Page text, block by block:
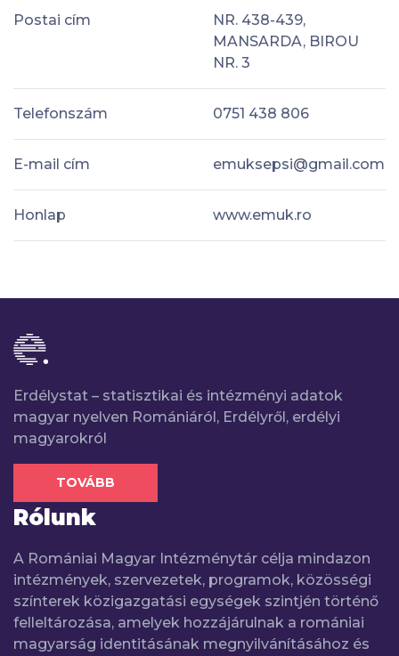
Postai cím
NR. 438-439,
MANSARDA, BIROU
NR. 3
Telefonszám 0751 438 806
E-mail cím emuksepsi@gmail.com
Honlap www.emuk.ro
Erdélystat – statisztikai és intézményi adatok
magyar nyelven Romániáról, Erdélyről, erdélyi
magyarokról
TOVÁBB
Rólunk
A Romániai Magyar Intézménytár célja mindazon
intézmények, szervezetek, programok, közösségi
színterek közigazgatási egységek szintjén történő
felleltározása, amelyek hozzájárulnak a romániai
magyarság identitásának megnyilvánításához és